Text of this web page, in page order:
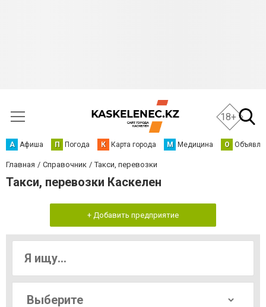
18+
А Афиша П Погода К Карта города М Медицина О
Главная Справочник Такси, перевозки
Такси, перевозки Каскелен
+ Добавить предприятие